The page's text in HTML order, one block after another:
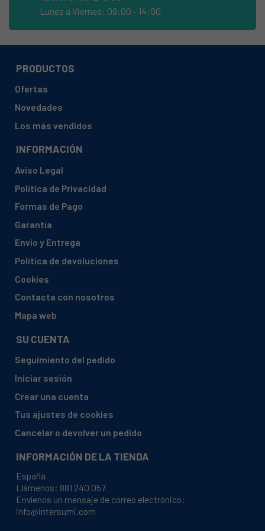
AEG, 31006ML-WN
AEG, 31345GM-WN
AEG, 31645G9-MN
AEG, 31645GM-MN
AEG, 31645GM-WN
AEG, 35146T9-WN
AEG, 37006ML-WN
AEG, 40045VA-WN
AEG, 40095VA-WN
AEG, 40095VD-MN
AEG, 40095VD-WN
AEG, 41005VD-MN
Lunes a Viernes: 09:00 - 14:00
PRODUCTOS
Ofertas
Novedades
Los más vendidos
INFORMACIÓN
Aviso Legal
Política de Privacidad
Formas de Pago
Garantía
Envío y Entrega
Política de devoluciones
Cookies
Contacta con nosotros
Mapa web
SU CUENTA
Seguimiento del pedido
Iniciar sesión
Crear una cuenta
Tus ajustes de cookies
Cancelar o devolver un pedido
INFORMACIÓN DE LA TIENDA
España
Llámenos: 881 240 057
Envíenos un mensaje de correo electrónico:
info@intersumi.com